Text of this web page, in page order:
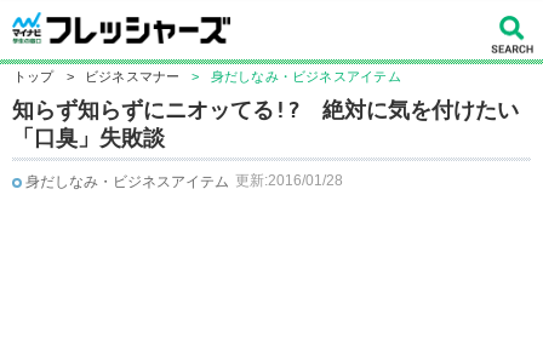
トップ > ビジネスマナー > 身だしなみ・ビジネスアイテム
知らず知らずにニオッてる!? 絶対に気を付けたい
「口臭」失敗談
身だしなみ・ビジネスアイテム 更新:2016/01/28